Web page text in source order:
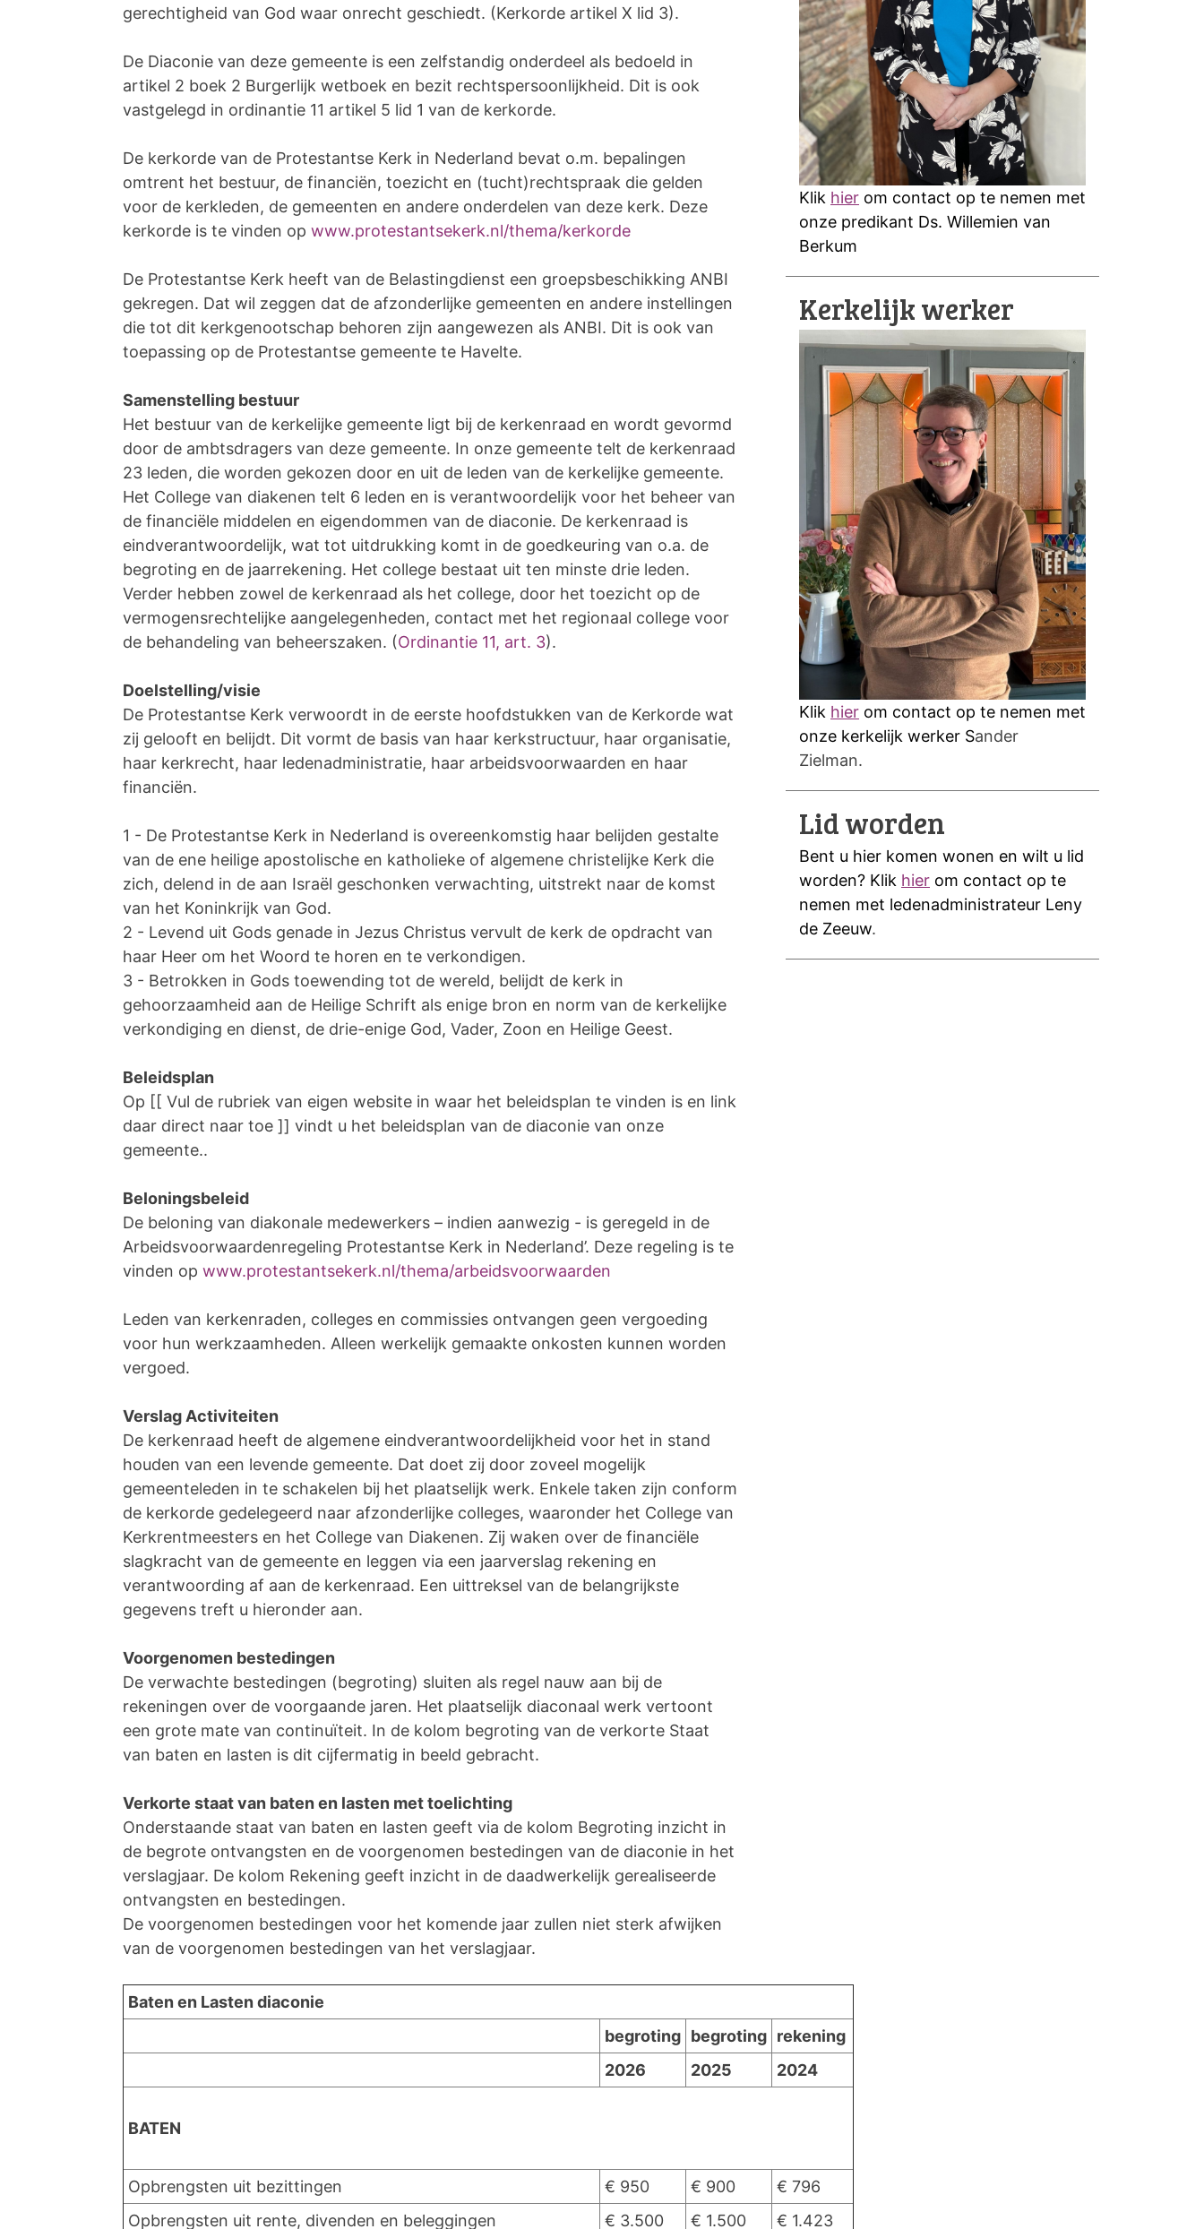
gerechtigheid van God waar onrecht geschiedt. (Kerkorde artikel X lid 3).
De Diaconie van deze gemeente is een zelfstandig onderdeel als bedoeld in
artikel 2 boek 2 Burgerlijk wetboek en bezit rechtspersoonlijkheid. Dit is ook
vastgelegd in ordinantie 11 artikel 5 lid 1 van de kerkorde.
De kerkorde van de Protestantse Kerk in Nederland bevat o.m. bepalingen
omtrent het bestuur, de financiën, toezicht en (tucht)rechtspraak die gelden
voor de kerkleden, de gemeenten en andere onderdelen van deze kerk. Deze
kerkorde is te vinden op www.protestantsekerk.nl/thema/kerkorde
De Protestantse Kerk heeft van de Belastingdienst een groepsbeschikking ANBI
gekregen. Dat wil zeggen dat de afzonderlijke gemeenten en andere instellingen
die tot dit kerkgenootschap behoren zijn aangewezen als ANBI. Dit is ook van
toepassing op de Protestantse gemeente te Havelte.
Samenstelling bestuur
Het bestuur van de kerkelijke gemeente ligt bij de kerkenraad en wordt gevormd
door de ambtsdragers van deze gemeente. In onze gemeente telt de kerkenraad
23 leden, die worden gekozen door en uit de leden van de kerkelijke gemeente.
Het College van diakenen telt 6 leden en is verantwoordelijk voor het beheer van
de financiële middelen en eigendommen van de diaconie. De kerkenraad is
eindverantwoordelijk, wat tot uitdrukking komt in de goedkeuring van o.a. de
begroting en de jaarrekening. Het college bestaat uit ten minste drie leden.
Verder hebben zowel de kerkenraad als het college, door het toezicht op de
vermogensrechtelijke aangelegenheden, contact met het regionaal college voor
de behandeling van beheerszaken. (Ordinantie 11, art. 3).
Doelstelling/visie
De Protestantse Kerk verwoordt in de eerste hoofdstukken van de Kerkorde wat
zij gelooft en belijdt. Dit vormt de basis van haar kerkstructuur, haar organisatie,
haar kerkrecht, haar ledenadministratie, haar arbeidsvoorwaarden en haar
financiën.
1 - De Protestantse Kerk in Nederland is overeenkomstig haar belijden gestalte
van de ene heilige apostolische en katholieke of algemene christelijke Kerk die
zich, delend in de aan Israël geschonken verwachting, uitstrekt naar de komst
van het Koninkrijk van God.
2 - Levend uit Gods genade in Jezus Christus vervult de kerk de opdracht van
haar Heer om het Woord te horen en te verkondigen.
3 - Betrokken in Gods toewending tot de wereld, belijdt de kerk in
gehoorzaamheid aan de Heilige Schrift als enige bron en norm van de kerkelijke
verkondiging en dienst, de drie-enige God, Vader, Zoon en Heilige Geest.
Beleidsplan
Op [[ Vul de rubriek van eigen website in waar het beleidsplan te vinden is en link
daar direct naar toe ]] vindt u het beleidsplan van de diaconie van onze
gemeente..
Beloningsbeleid
De beloning van diakonale medewerkers – indien aanwezig - is geregeld in de
Arbeidsvoorwaardenregeling Protestantse Kerk in Nederland’. Deze regeling is te
vinden op www.protestantsekerk.nl/thema/arbeidsvoorwaarden
Leden van kerkenraden, colleges en commissies ontvangen geen vergoeding
voor hun werkzaamheden. Alleen werkelijk gemaakte onkosten kunnen worden
vergoed.
Verslag Activiteiten
De kerkenraad heeft de algemene eindverantwoordelijkheid voor het in stand
houden van een levende gemeente. Dat doet zij door zoveel mogelijk
gemeenteleden in te schakelen bij het plaatselijk werk. Enkele taken zijn conform
de kerkorde gedelegeerd naar afzonderlijke colleges, waaronder het College van
Kerkrentmeesters en het College van Diakenen. Zij waken over de financiële
slagkracht van de gemeente en leggen via een jaarverslag rekening en
verantwoording af aan de kerkenraad. Een uittreksel van de belangrijkste
gegevens treft u hieronder aan.
Voorgenomen bestedingen
De verwachte bestedingen (begroting) sluiten als regel nauw aan bij de
rekeningen over de voorgaande jaren. Het plaatselijk diaconaal werk vertoont
een grote mate van continuïteit. In de kolom begroting van de verkorte Staat
van baten en lasten is dit cijfermatig in beeld gebracht.
Verkorte staat van baten en lasten met toelichting
Onderstaande staat van baten en lasten geeft via de kolom Begroting inzicht in
de begrote ontvangsten en de voorgenomen bestedingen van de diaconie in het
verslagjaar. De kolom Rekening geeft inzicht in de daadwerkelijk gerealiseerde
ontvangsten en bestedingen.
De voorgenomen bestedingen voor het komende jaar zullen niet sterk afwijken
van de voorgenomen bestedingen van het verslagjaar.
Baten en Lasten diaconie
begroting begroting rekening
2026
2025 2024
BATEN
Opbrengsten uit bezittingen € 950 € 900
€ 796
Opbrengsten uit rente, divenden en beleggingen
€ 3.500 € 1.500 € 1.423
Klik hier om contact op te nemen met
onze predikant Ds. Willemien van
Berkum
Kerkelijk werker
Klik hier om contact op te nemen met
onze kerkelijk werker Sander
Zielman.
Lid worden
Bent u hier komen wonen en wilt u lid
worden? Klik hier om contact op te
nemen met ledenadministrateur Leny
de Zeeuw.